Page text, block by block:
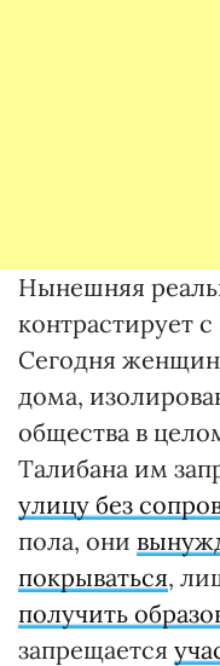
Нынешняя
контрастирует
Сегодня
дома,
общества в
Талибана им
улицу без
пола, они
покрываться,
получить
запрещается